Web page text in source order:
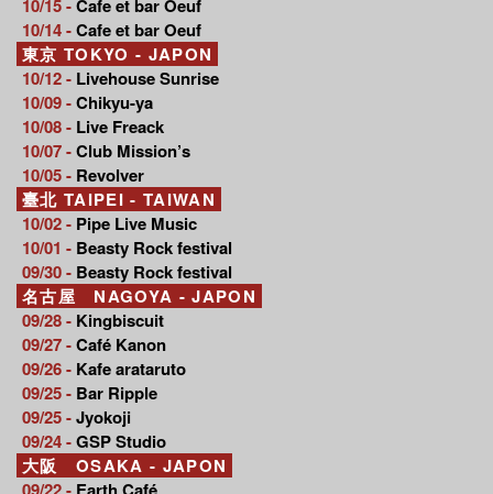
10/15 -Cafe et bar Oeuf
10/14 -Cafe et bar Oeuf
東京 TOKYO - JAPON
10/12 - Livehouse Sunrise
10/09 -Chikyu-ya
10/08 - Live Freack
10/07 -Club Mission’s
10/05 - Revolver
臺北 TAIPEI - TAIWAN
10/02 - Pipe Live Music
10/01 - Beasty Rock festival
09/30 - Beasty Rock festival
名古屋 NAGOYA - JAPON
09/28 - Kingbiscuit
09/27 -Café Kanon
09/26 - Kafe arataruto
09/25 - Bar Ripple
09/25 -Jyokoji
09/24 -GSP Studio
大阪 OSAKA - JAPON